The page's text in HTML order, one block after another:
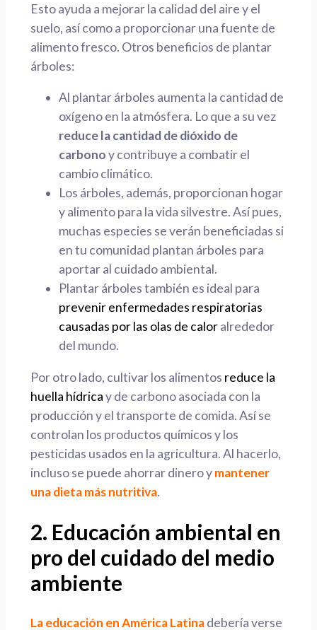
Esto ayuda a mejorar la calidad del aire y el
suelo, así como a proporcionar una fuente de
alimento fresco. Otros beneficios de plantar
árboles:
Al plantar árboles aumenta la cantidad de
oxígeno en la atmósfera. Lo que a su vez
reduce la cantidad de dióxido de
carbonoy contribuye a combatir el
cambio climático.
Los árboles, además, proporcionan hogar
y alimento para la vida silvestre. Así pues,
muchas especies se verán beneficiadas si
en tu comunidad plantan árboles para
aportar al cuidado ambiental.
Plantar árboles también es ideal para
prevenir enfermedades respiratorias
causadas por las olas de caloralrededor
del mundo.
Por otro lado, cultivar los alimentos reduce la
huella hídricay de carbono asociada con la
producción y el transporte de comida. Así se
controlan los productos químicos y los
pesticidas usados en la agricultura. Al hacerlo,
incluso se puede ahorrar dinero ymantener
una dieta más nutritiva.
2. Educación ambiental en
pro del cuidado del medio
ambiente
La educación en América Latinadebería verse